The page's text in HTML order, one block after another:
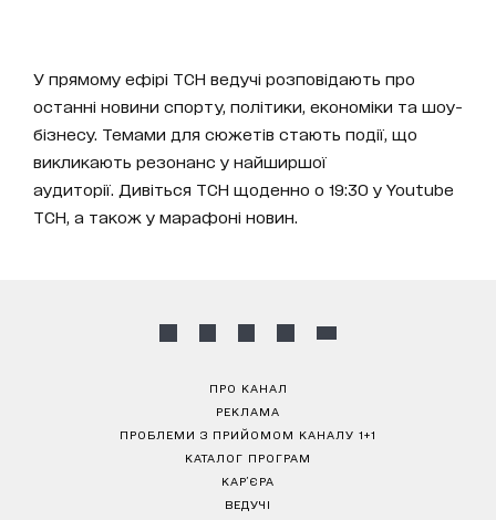
У прямому ефірі ТСН ведучі розповідають про
останні новини спорту, політики, економіки та шоу-
бізнесу. Темами для сюжетів стають події, що
викликають резонанс у найширшої
аудиторії. Дивіться ТСН щоденно о 19:30 у Youtube
ТСН, а також у марафоні новин.
ПРО КАНАЛ
РЕКЛАМА
ПРОБЛЕМИ З ПРИЙОМОМ КАНАЛУ 1+1
КАТАЛОГ ПРОГРАМ
КАР’ЄРА
ВЕДУЧІ